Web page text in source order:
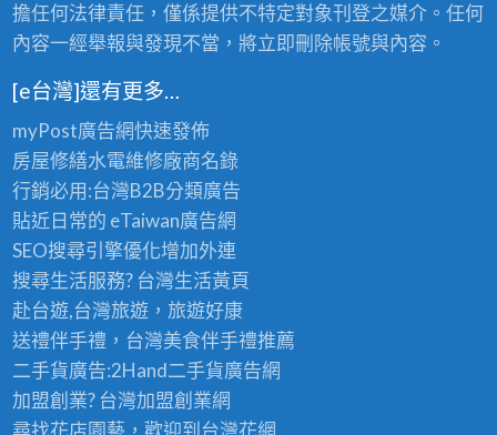
擔任何法律責任，僅係提供不特定對象刊登之媒介。任何
內容一經舉報與發現不當，將立即刪除帳號與內容。
[e台灣]還有更多…
myPost廣告網快速發佈
房屋修繕水電維修廠商名錄
行銷必用:台灣B2B分類廣告
貼近日常的 eTaiwan廣告網
SEO搜尋引擎優化增加外連
搜尋生活服務? 台灣生活黃頁
赴台遊,台灣旅遊，旅遊好康
送禮伴手禮，台灣美食伴手禮推薦
二手貨廣告:2Hand二手貨廣告網
加盟創業? 台灣加盟創業網
尋找花店園藝，歡迎到台灣花網